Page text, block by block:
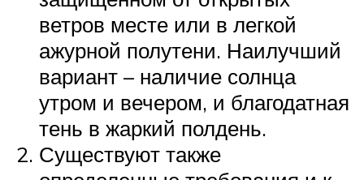
ветров месте или в легкой
ажурной полутени. Наилучший
вариант – наличие солнца
утром и вечером, и благодатная
тень в жаркий полдень.
Существуют также